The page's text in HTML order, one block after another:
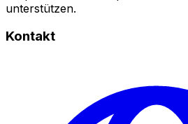
unterstützen.
Kontakt